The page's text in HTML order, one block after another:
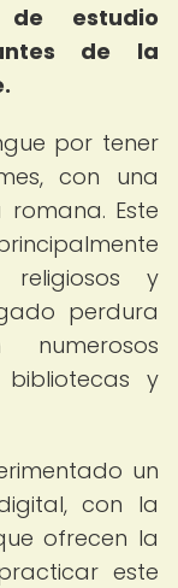
estudio
de la
por tener
con una
Este
y
perdura
bibliotecas y
un
con la
ofrecen la
este